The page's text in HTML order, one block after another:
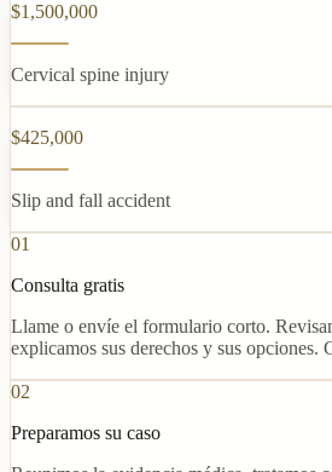
$1,500,000
Cervical spine injury
$425,000
Slip and fall accident
01
Consulta gratis
Llame o envíe el formulario corto.
explicamos sus derechos y sus opciones.
02
Preparamos su caso